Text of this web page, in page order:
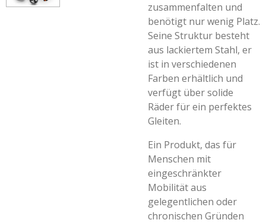
zusammenfalten und
benötigt nur wenig Platz.
Seine Struktur besteht
aus lackiertem Stahl, er
ist in verschiedenen
Farben erhältlich und
verfügt über solide
Räder für ein perfektes
Gleiten.
Ein Produkt, das für
Menschen mit
eingeschränkter
Mobilität aus
gelegentlichen oder
chronischen Gründen